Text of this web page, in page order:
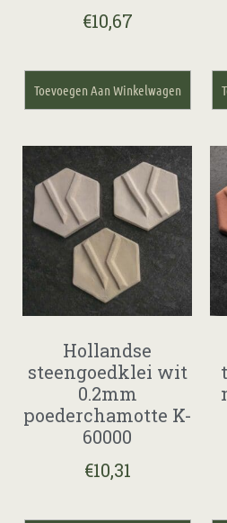
€10,67
Toevoegen Aan Winkelwagen
Hollandse
steengoedklei wit
0.2mm
poederchamotte K-
60000
€10,31